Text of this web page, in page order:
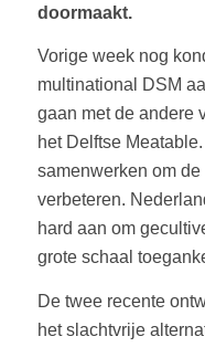
doormaakt.
Vorige week nog
multinational DSM
gaan met de andere
het Delftse
samenwerken om
verbeteren.
hard aan om
grote schaal
De twee recente
het slachtvrije